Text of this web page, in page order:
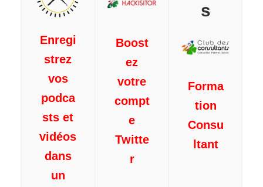
Enregi
strez
vos
podca
sts et
vidéos
dans
un
Boost
ez
votre
compt
e
Twitte
r
s
Forma
tion
Consu
ltant